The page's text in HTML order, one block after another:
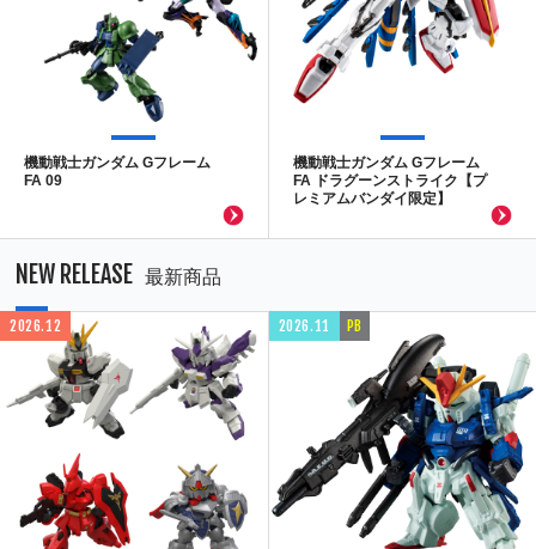
機動戦士ガンダム Gフレーム
FA 09
機動戦士ガンダム Gフレーム
FA ドラグーンストライク【プ
レミアムバンダイ限定】
NEW RELEASE 最新商品
2026.12 2026.11 PB